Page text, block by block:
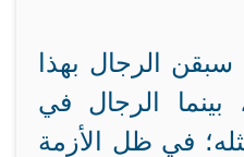
الرجال بهذا
بينما الرجال في
في ظل الأزمة